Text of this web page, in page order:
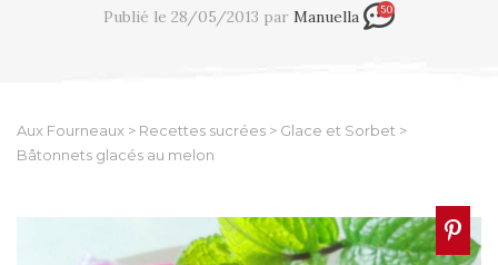
Publié le 28/05/2013 par Manuella 50
Aux Fourneaux > Recettes sucrées > Glace et Sorbet >
Bâtonnets glacés au melon